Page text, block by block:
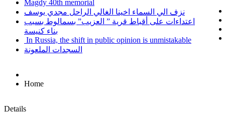
Magdy 40th memorial
نزف الي السماء اخينا الغالي الراحل مجدي يوسف
اعتداءات على أقباط قرية ” العزيب” بسمالوط بسبب
بناء كنيسة
In Russia, the shift in public opinion is unmistakable
السجدات الملعونة
Home
Details